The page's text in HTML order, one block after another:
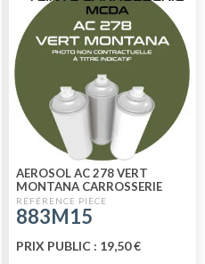
AEROSOL AC 278 VERT
MONTANA CARROSSERIE
MCDA 400ML
883M15
PRIX PUBLIC : 19,50 €